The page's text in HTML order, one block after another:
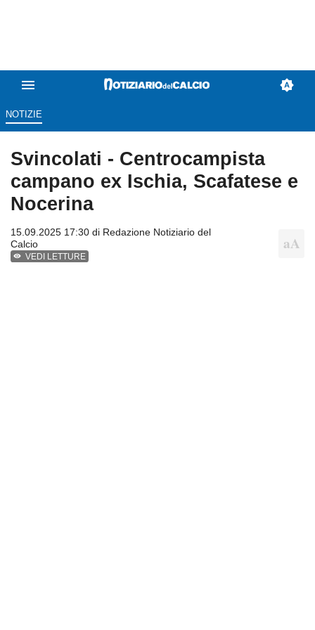
NOTIZIE
Svincolati - Centrocampista
campano ex Ischia, Scafatese e
Nocerina
15.09.2025 17:30 di Redazione Notiziario del
Calcio
VEDI LETTURE